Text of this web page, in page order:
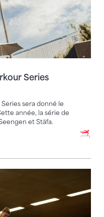
Series
sera donné le
année, la série de
et Stäfa.
à Kriens